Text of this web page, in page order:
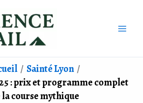
Sainté Lyon
: prix et programme complet
la course mythique